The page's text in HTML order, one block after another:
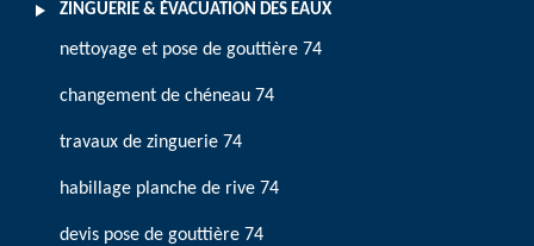
ZINGUERIE & ÉVACUATION DES EAUX
nettoyage et pose de gouttière 74
changement de chéneau 74
travaux de zinguerie 74
habillage planche de rive 74
devis pose de gouttière 74